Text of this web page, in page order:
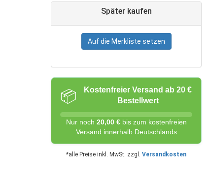
Später kaufen
Auf die Merkliste setzen
📦
Kostenfreier Versand ab 20 €
Bestellwert
Nur noch 20,00 €bis zum kostenfreien
Versand innerhalb Deutschlands
*alle Preise inkl. MwSt. zzgl. Versandkosten